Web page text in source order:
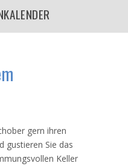
gern ihren
gustieren Sie das
Keller